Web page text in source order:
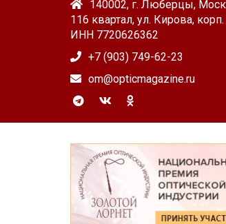
140002, г. Люберцы,
116 квартал, ул. Кирова,
ИНН 7720626362
+7 (903) 749-62-23
om@opticmagazine.ru